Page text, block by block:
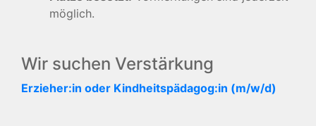
möglich.
Wir suchen Verstärkung
Erzieher:in oder Kindheitspädagog:in (m/w/d)